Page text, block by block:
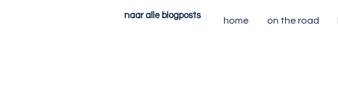
naar alle blogposts
home on the road